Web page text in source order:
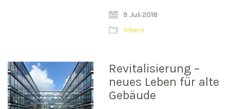
9. Juli 2018
Intern
Revitalisierung –
neues Leben für alte
Gebäude